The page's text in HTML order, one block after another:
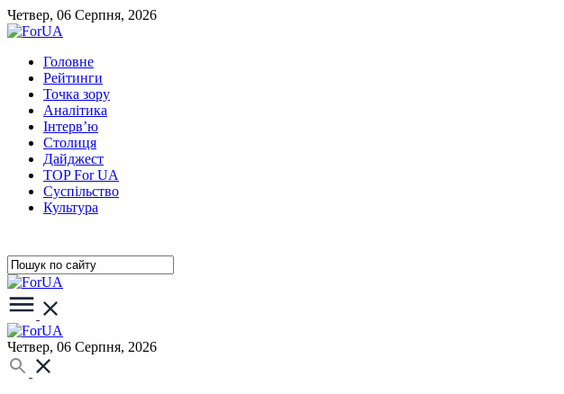
Четвер, 06 Серпня, 2026
Головне
Рейтинги
Точка зору
Аналітика
Інтерв’ю
Столиця
Дайджест
TOP For UA
Суспiльство
Культура
Четвер, 06 Серпня, 2026